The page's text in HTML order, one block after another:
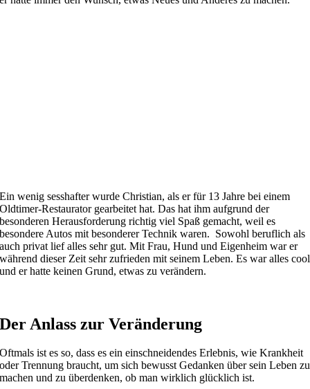
Ein wenig sesshafter wurde Christian, als er für 13 Jahre bei einem
Oldtimer-Restaurator gearbeitet hat. Das hat ihm aufgrund der
besonderen Herausforderung richtig viel Spaß gemacht, weil es
besondere Autos mit besonderer Technik waren. Sowohl beruflich als
auch privat lief alles sehr gut. Mit Frau, Hund und Eigenheim war er
während dieser Zeit sehr zufrieden mit seinem Leben. Es war alles cool
und er hatte keinen Grund, etwas zu verändern.
Der Anlass zur Veränderung
Oftmals ist es so, dass es ein einschneidendes Erlebnis, wie Krankheit
oder Trennung braucht, um sich bewusst Gedanken über sein Leben zu
machen und zu überdenken, ob man wirklich glücklich ist.